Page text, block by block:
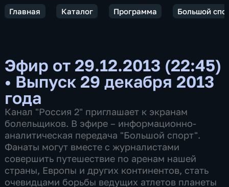
Главная Каталог Программа Большой
Эфир от 29.12.2013 (22:45)
• Выпуск 29 декабря 2013
года
Канал "Россия 2" приглашает к экранам
болельщиков. В эфире – информационно-
аналитическая передача "Большой спорт".
Фанаты могут вместе с журналистами
совершить путешествие по аренам нашей
страны, Европы и других континентов, стать
очевидцами борьбы ведущих атлетов планеты